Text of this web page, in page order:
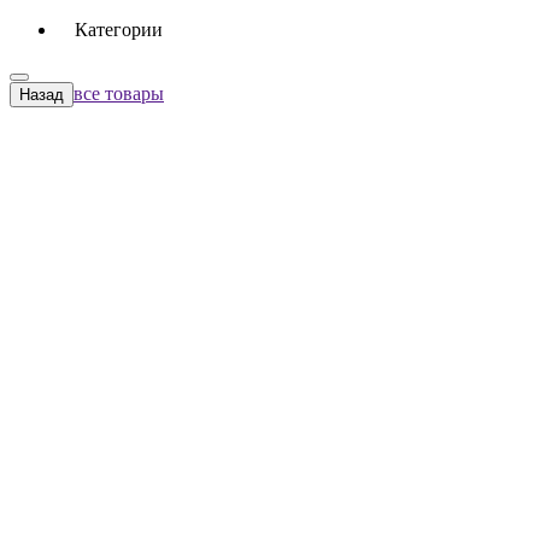
Категории
Назад все товары